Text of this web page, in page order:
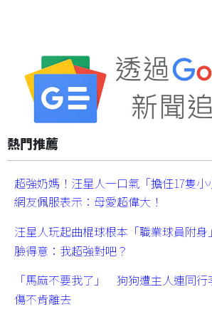
熱門推薦
超強奶媽！汪星人一口氣「擔任17隻
網友佩服表示：母愛超偉大！
汪星人玩起曲棍球根本「職業球員附
臉得意：我超強對吧？
「馬麻不要我了」 狗狗遭主人連同行
傷不肯離去